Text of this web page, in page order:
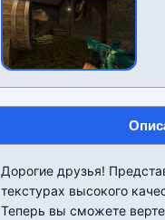
Дорогие друзья!
текстурах высокого
Теперь вы сможете